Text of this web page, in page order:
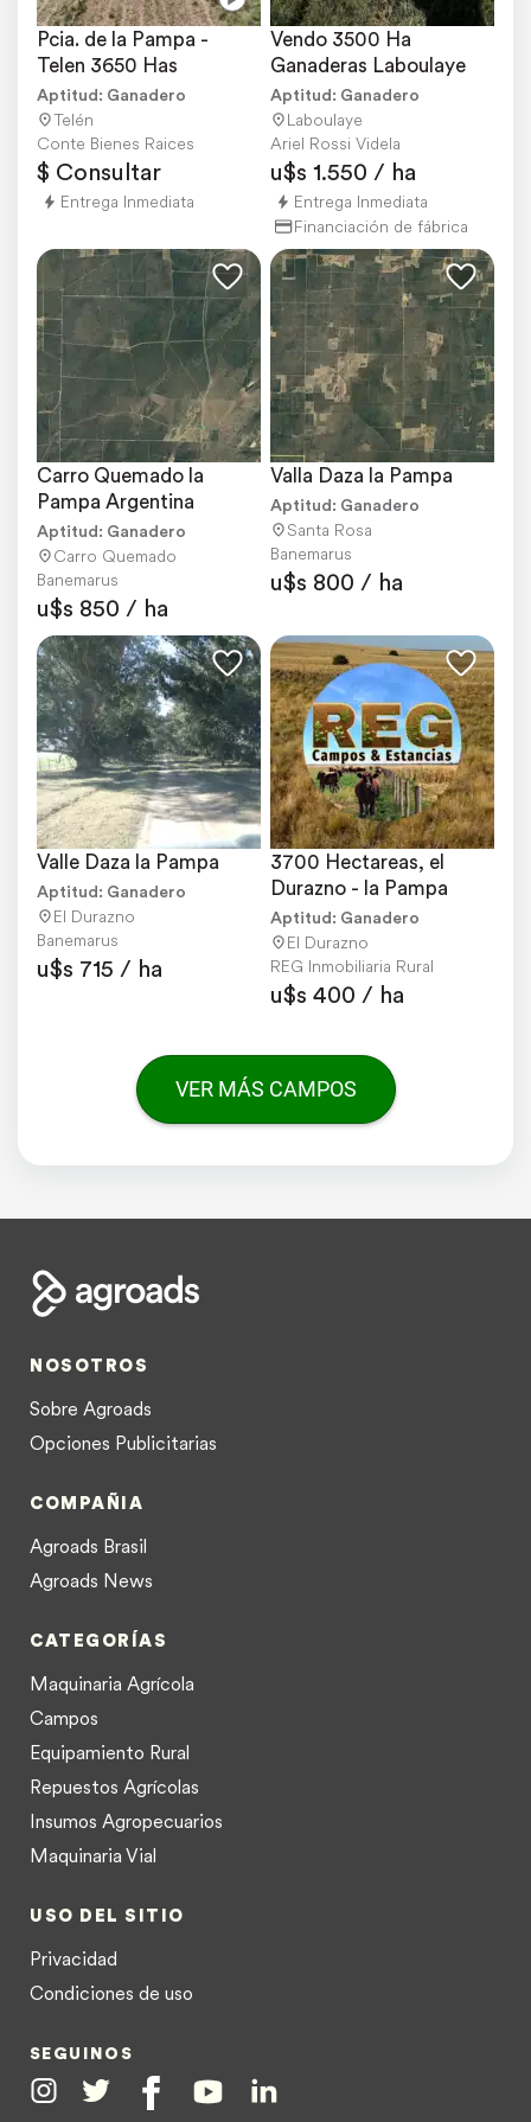
Pcia. de la Pampa -
Telen 3650 Has
Aptitud: Ganadero
Telén
Conte Bienes Raices
$ Consultar
Entrega Inmediata
Vendo 3500 Ha
Ganaderas Laboulaye
Aptitud: Ganadero
Laboulaye
Ariel Rossi Videla
u$s 1.550 / ha
Entrega Inmediata
Financiación de fábrica
Carro Quemado la
Pampa Argentina
Aptitud: Ganadero
Carro Quemado
Banemarus
u$s 850 / ha
Valla Daza la Pampa
Aptitud: Ganadero
Santa Rosa
Banemarus
u$s 800 / ha
Valle Daza la Pampa
Aptitud: Ganadero
El Durazno
Banemarus
u$s 715 / ha
3700 Hectareas, el
Durazno - la Pampa
Aptitud: Ganadero
El Durazno
REG Inmobiliaria Rural
u$s 400 / ha
VER MÁS CAMPOS
NOSOTROS
Sobre Agroads
Opciones Publicitarias
COMPAÑIA
Agroads Brasil
Agroads News
CATEGORÍAS
Maquinaria Agrícola
Campos
Equipamiento Rural
Repuestos Agrícolas
Insumos Agropecuarios
Maquinaria Vial
USO DEL SITIO
Privacidad
Condiciones de uso
SEGUINOS
InstagramTwitter FacebookYoutubeLinkedin